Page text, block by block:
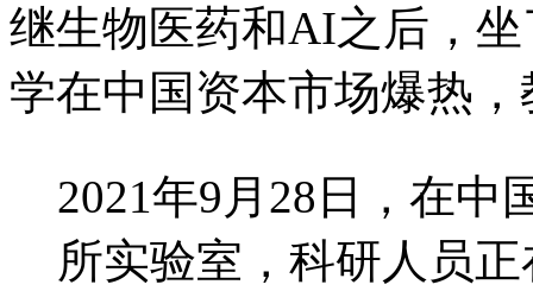
继生物医药和AI之后，
学在中国资本市场爆热
2021年9月28日，在中
所实验室，科研人员